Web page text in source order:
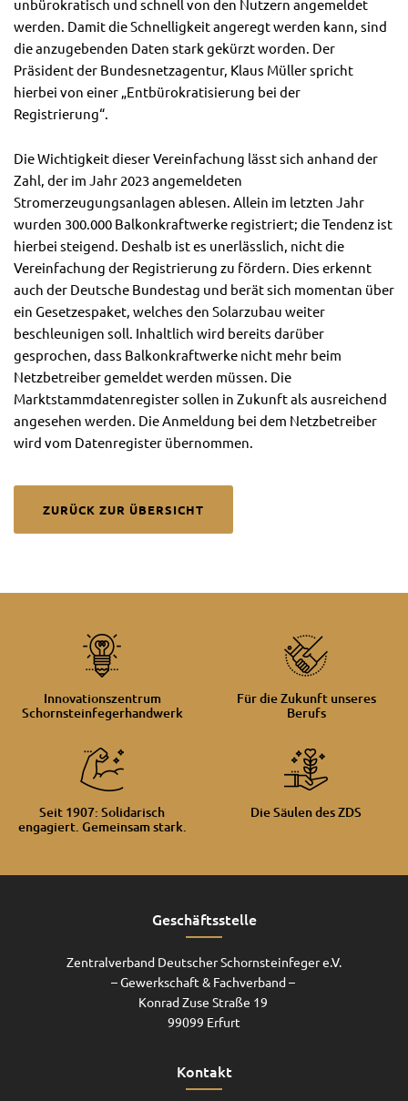
unbürokratisch und schnell von den Nutzern angemeldet
werden. Damit die Schnelligkeit angeregt werden kann, sind
die anzugebenden Daten stark gekürzt worden. Der
Präsident der Bundesnetzagentur, Klaus Müller spricht
hierbei von einer „Entbürokratisierung bei der
Registrierung“.
Die Wichtigkeit dieser Vereinfachung lässt sich anhand der
Zahl, der im Jahr 2023 angemeldeten
Stromerzeugungsanlagen ablesen. Allein im letzten Jahr
wurden 300.000 Balkonkraftwerke registriert; die Tendenz ist
hierbei steigend. Deshalb ist es unerlässlich, nicht die
Vereinfachung der Registrierung zu fördern. Dies erkennt
auch der Deutsche Bundestag und berät sich momentan über
ein Gesetzespaket, welches den Solarzubau weiter
beschleunigen soll. Inhaltlich wird bereits darüber
gesprochen, dass Balkonkraftwerke nicht mehr beim
Netzbetreiber gemeldet werden müssen. Die
Marktstammdatenregister sollen in Zukunft als ausreichend
angesehen werden. Die Anmeldung bei dem Netzbetreiber
wird vom Datenregister übernommen.
ZURÜCK ZUR ÜBERSICHT
Innovationszentrum
Schornsteinfegerhandwerk
Für die Zukunft unseres
Berufs
Seit 1907: Solidarisch
engagiert. Gemeinsam stark.
Die Säulen des ZDS
Geschäftsstelle
Zentralverband Deutscher Schornsteinfeger e.V.
– Gewerkschaft & Fachverband –
Konrad Zuse Straße 19
99099 Erfurt
Kontakt